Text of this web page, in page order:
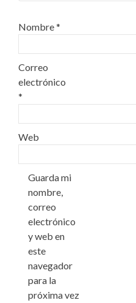
Nombre*
Correo
electrónico
*
Web
Guarda mi
nombre,
correo
electrónico
y web en
este
navegador
para la
próxima vez